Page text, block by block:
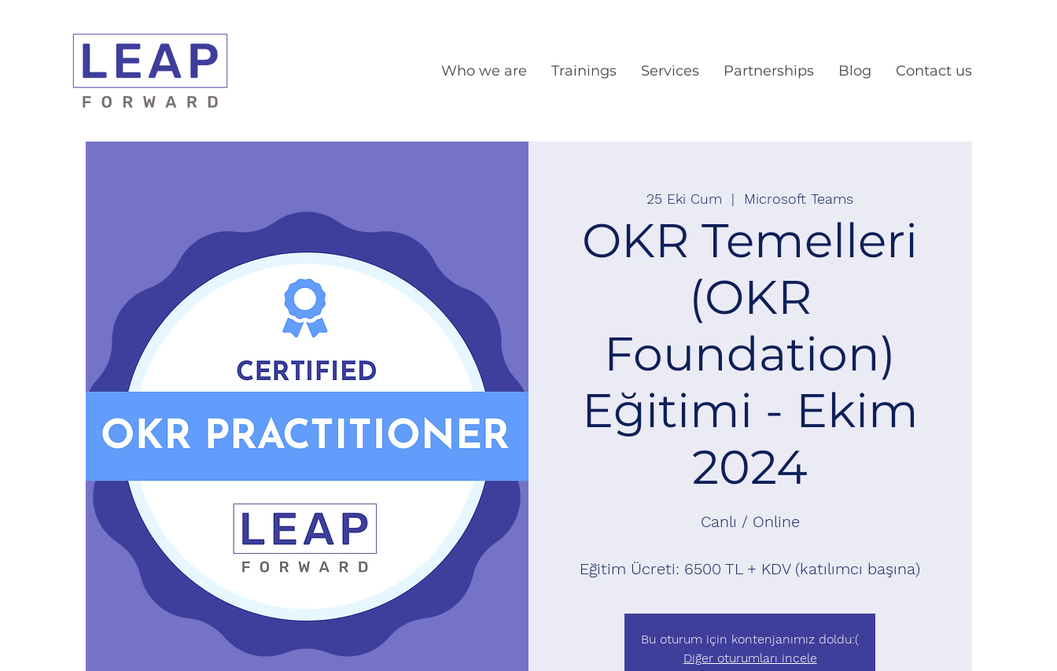
Who we are Trainings Services Partnerships Blog Contact us
25 Eki Cum
  |
Microsoft Teams
OKR Temelleri
(OKR
Foundation)
Eğitimi - Ekim
2024
Canlı / Online
Eğitim Ücreti: 6500 TL + KDV (katılımcı başına)
Bu oturum için kontenjanımız doldu:(
Diğer oturumları incele